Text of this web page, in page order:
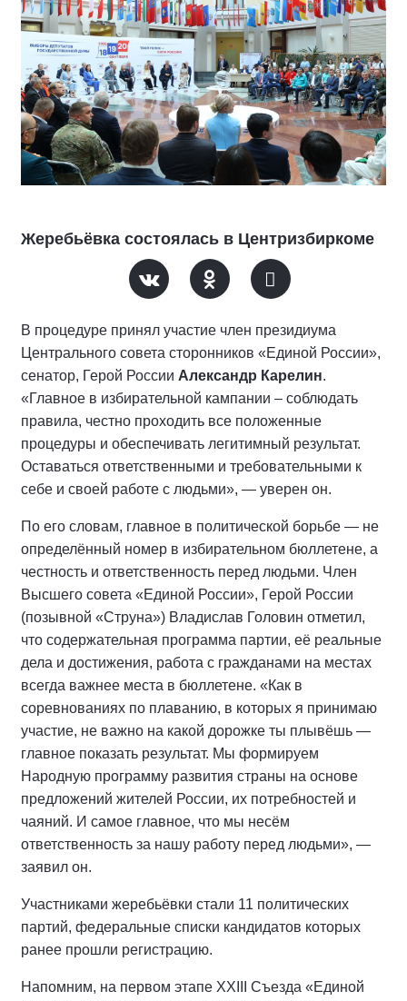
Жеребьёвка состоялась в Центризбиркоме
В процедуре принял участие член президиума
Центрального совета сторонников «Единой России»,
сенатор, Герой России Александр Карелин.
«Главное в избирательной кампании – соблюдать
правила, честно проходить все положенные
процедуры и обеспечивать легитимный результат.
Оставаться ответственными и требовательными к
себе и своей работе с людьми», — уверен он.
По его словам, главное в политической борьбе — не
определённый номер в избирательном бюллетене, а
честность и ответственность перед людьми. Член
Высшего совета «Единой России», Герой России
(позывной «Струна») Владислав Головин отметил,
что содержательная программа партии, её реальные
дела и достижения, работа с гражданами на местах
всегда важнее места в бюллетене. «Как в
соревнованиях по плаванию, в которых я принимаю
участие, не важно на какой дорожке ты плывёшь —
главное показать результат. Мы формируем
Народную программу развития страны на основе
предложений жителей России, их потребностей и
чаяний. И самое главное, что мы несём
ответственность за нашу работу перед людьми», —
заявил он.
Участниками жеребьёвки стали 11 политических
партий, федеральные списки кандидатов которых
ранее прошли регистрацию.
Напомним, на первом этапе XXIII Съезда «Единой